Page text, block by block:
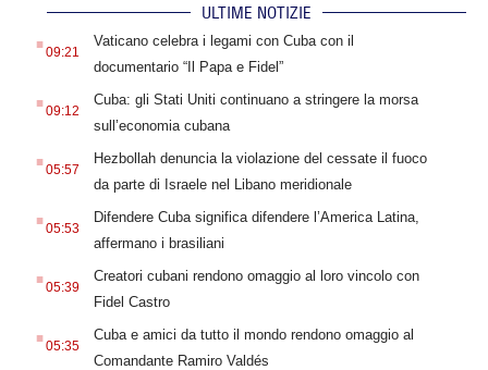
ULTIME NOTIZIE
.09:21
Vaticano celebra i legami con Cuba con il
documentario “Il Papa e Fidel”
.09:12
Cuba: gli Stati Uniti continuano a stringere la morsa
sull’economia cubana
.05:57
Hezbollah denuncia la violazione del cessate il fuoco
da parte di Israele nel Libano meridionale
.05:53
Difendere Cuba significa difendere l’America Latina,
affermano i brasiliani
.05:39
Creatori cubani rendono omaggio al loro vincolo con
Fidel Castro
.05:35
Cuba e amici da tutto il mondo rendono omaggio al
Comandante Ramiro Valdés